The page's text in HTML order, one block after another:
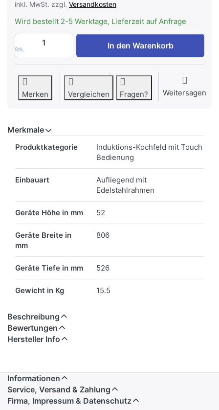
inkl. MwSt. zzgl. Versandkosten
Wird bestellt 2-5 Werktage, Lieferzeit auf Anfrage
Stk.
MIELE KM 8484 FR Induktions-Kochfeld
In den Warenkorb
Merken Vergleichen Fragen? Weitersagen
Merkmale
Produktkategorie
Induktions-Kochfeld mit Touch
Bedienung
Einbauart
Aufliegend mit
Edelstahlrahmen
Geräte Höhe in mm 52
Geräte Breite in
mm
806
Geräte Tiefe in mm 526
Gewicht in Kg 15.5
Beschreibung
Bewertungen
Hersteller Info
Informationen
Service, Versand & Zahlung
Firma, Impressum & Datenschutz